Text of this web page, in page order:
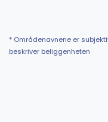
* Områdenavnene er
beskriver beliggenheten